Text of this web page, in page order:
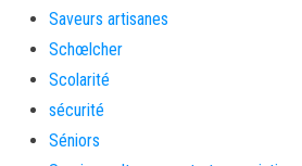
Saveurs artisanes
Schœlcher
Scolarité
sécurité
Séniors